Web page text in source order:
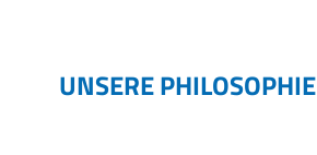
UNSERE PHILOSOPHIE